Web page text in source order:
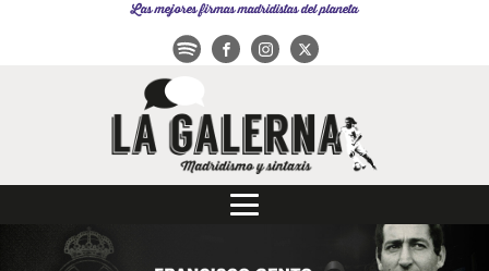
Las mejores firmas madridistas del planeta